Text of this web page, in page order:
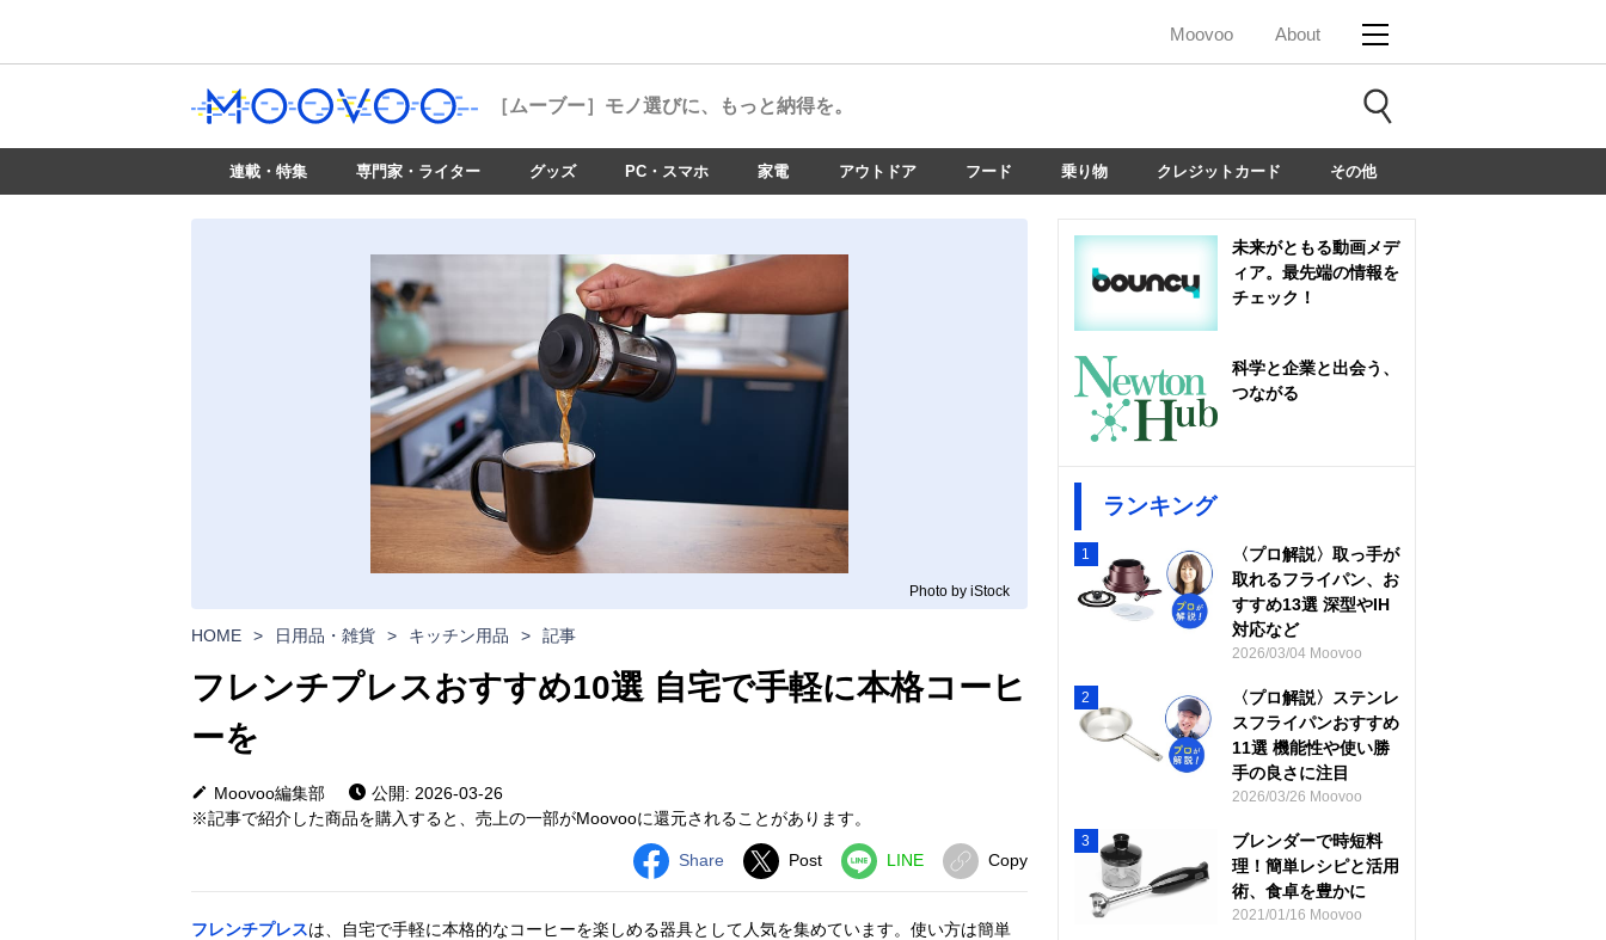
Moovoo About
［ムーブー］ モノ選びに、もっと納得を。
連載・特集 専門家・ライター グッズ PC・スマホ 家電 アウトドア フード 乗り物 クレジットカード その他
Photo by iStock
HOME > 日用品・雑貨 > キッチン用品 > 記事
フレンチプレスおすすめ10選 自宅で手軽に本格コーヒ
ーを
Moovoo編集部
公開: 2026-03-26
※記事で紹介した商品を購入すると、売上の一部がMoovooに還元されることがあります。
Share Post LINE Copy
フレンチプレスは、自宅で手軽に本格的なコーヒーを楽しめる器具として人気を集めています。使い方は簡単
未来がともる動画メデ
ィア。最先端の情報を
チェック！
科学と企業と出会う、
つながる
ランキング
1
〈プロ解説〉取っ手が
取れるフライパン、お
すすめ13選 深型やIH
対応など
2026/03/04 Moovoo
2
〈プロ解説〉ステンレ
スフライパンおすすめ
11選 機能性や使い勝
手の良さに注目
2026/03/26 Moovoo
3
ブレンダーで時短料
理！簡単レシピと活用
術、食卓を豊かに
2021/01/16 Moovoo